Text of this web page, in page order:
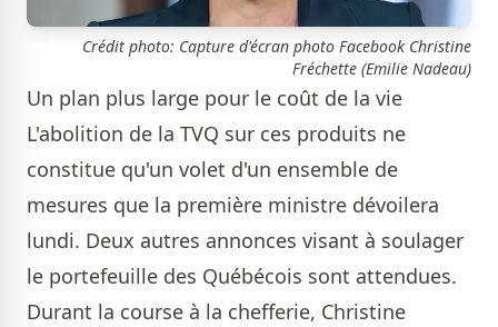
Crédit photo: Capture d'écran photo Facebook Christine
Fréchette (Emilie Nadeau)
Un plan plus large pour le coût de la vie
L'abolition de la TVQ sur ces produits ne
constitue qu'un volet d'un ensemble de
mesures que la première ministre dévoilera
lundi. Deux autres annonces visant à soulager
le portefeuille des Québécois sont attendues.
Durant la course à la chefferie, Christine